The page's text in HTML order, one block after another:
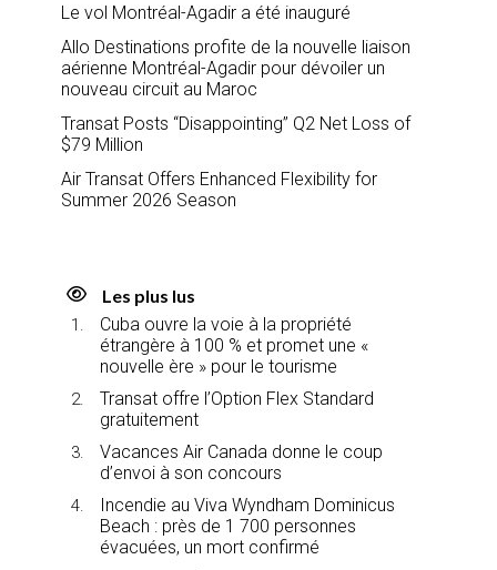
Le vol Montréal-Agadir a été inauguré
Allo Destinations profite de la nouvelle liaison
aérienne Montréal-Agadir pour dévoiler un
nouveau circuit au Maroc
Transat Posts “Disappointing” Q2 Net Loss of
$79 Million
Air Transat Offers Enhanced Flexibility for
Summer 2026 Season
Les plus lus
Cuba ouvre la voie à la propriété
étrangère à 100 % et promet une «
nouvelle ère » pour le tourisme
Transat offre l’Option Flex Standard
gratuitement
Vacances Air Canada donne le coup
d’envoi à son concours
Incendie au Viva Wyndham Dominicus
Beach : près de 1 700 personnes
évacuées, un mort confirmé